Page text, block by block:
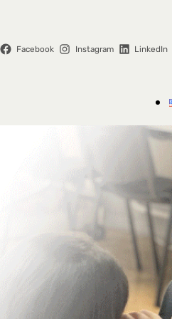
Facebook Instagram LinkedIn